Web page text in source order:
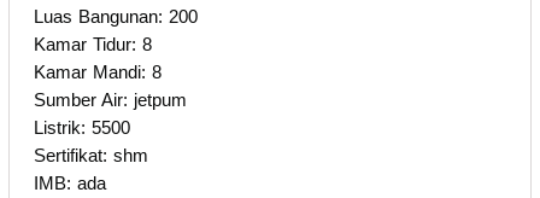
Luas Bangunan: 200
Kamar Tidur: 8
Kamar Mandi: 8
Sumber Air: jetpum
Listrik: 5500
Sertifikat: shm
IMB: ada